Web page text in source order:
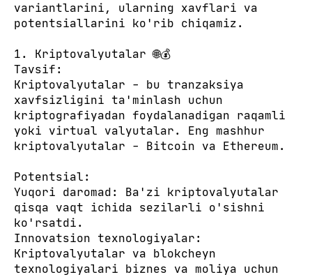
variantlarini, ularning xavflari va
potentsiallarini ko'rib chiqamiz.
1. Kriptovalyutalar 🌐💰
Tavsif:
Kriptovalyutalar - bu tranzaksiya
xavfsizligini ta'minlash uchun
kriptografiyadan foydalanadigan raqamli
yoki virtual valyutalar. Eng mashhur
kriptovalyutalar - Bitcoin va Ethereum.
Potentsial:
Yuqori daromad: Ba'zi kriptovalyutalar
qisqa vaqt ichida sezilarli o'sishni
ko'rsatdi.
Innovatsion texnologiyalar:
Kriptovalyutalar va blokcheyn
texnologiyalari biznes va moliya uchun